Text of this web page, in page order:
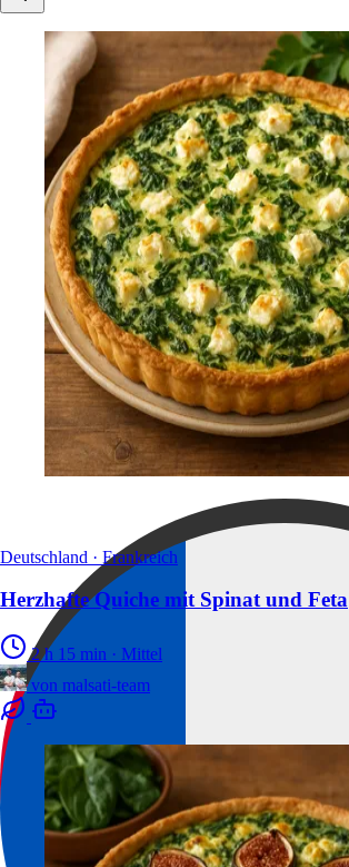
Deutschland · Frankreich
Herzhafte Quiche mit Spinat und Feta
2 h 15 min · Mittel
von malsati-team